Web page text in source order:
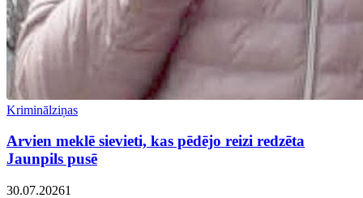
Kriminālziņas
Arvien meklē sievieti, kas pēdējo reizi redzēta
Jaunpils pusē
30.07.20261